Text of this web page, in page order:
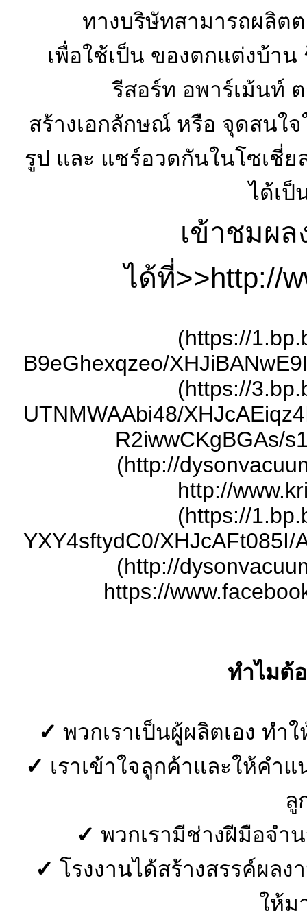
ทางบริษัทสามารถผลิต
เพื่อใช้เป็น ของตกแต่งบ้า
รีสอร์ท อพาร์เม้นท์
สร้างเอกลักษณ์ หรือ จุดสนใ
รูป และ แชร์อวดกันในโซเชี่ย
ได้เป็
เข้าชมผล
ได้ที่>>http://
(https://
B9eGhexqzeo/
(https://
UTNMWAAbi48/
R2iwwCKgBGAs/
(http://
http://
(https://
YXY4sftydC0/XHJcAFt085I/
(http://
https://
ทำไมต้อ
✓ พวกเราเป็นผู้ผลิตเอง ท
✓ เราเข้าใจลูกค้าและให้คำ
ลู
✓ พวกเรามีช่างฝีมือจำ
✓ โรงงานได้สร้างสรรค์ผล
ให้ม